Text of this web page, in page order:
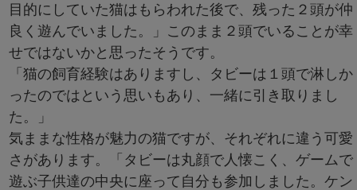
目的にしていた猫はもらわれた後で、残った２頭が仲
良く遊んでいました。」このまま２頭でいることが幸
せではないかと思ったそうです。
「猫の飼育経験はありますし、タビーは１頭で淋しか
ったのではという思いもあり、一緒に引き取りまし
た。」
気ままな性格が魅力の猫ですが、それぞれに違う可愛
さがあります。「タビーは丸顔で人懐こく、ゲームで
遊ぶ子供達の中央に座って自分も参加しました。ケン